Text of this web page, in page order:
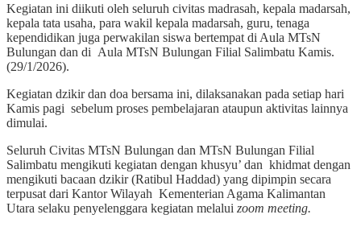
Kegiatan ini diikuti oleh seluruh civitas madrasah, kepala madarsah,
kepala tata usaha, para wakil kepala madarsah, guru, tenaga
kependidikan juga perwakilan siswa bertempat di Aula MTsN
Bulungan dan di Aula MTsN Bulungan Filial Salimbatu Kamis.
(29/1/2026).
Kegiatan dzikir dan doa bersama ini, dilaksanakan pada setiap hari
Kamis pagi sebelum proses pembelajaran ataupun aktivitas lainnya
dimulai.
Seluruh Civitas MTsN Bulungan dan MTsN Bulungan Filial
Salimbatu mengikuti kegiatan dengan khusyu’ dan khidmat dengan
mengikuti bacaan dzikir (Ratibul Haddad) yang dipimpin secara
terpusat dari Kantor Wilayah Kementerian Agama Kalimantan
Utara selaku penyelenggara kegiatan melalui zoom meeting.